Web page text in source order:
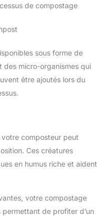
de compostage
sous forme de
des micro-organismes qui
être ajoutés lors du
composteur peut
Ces créatures
en humus riche et aident
votre compostage
de profiter d’un